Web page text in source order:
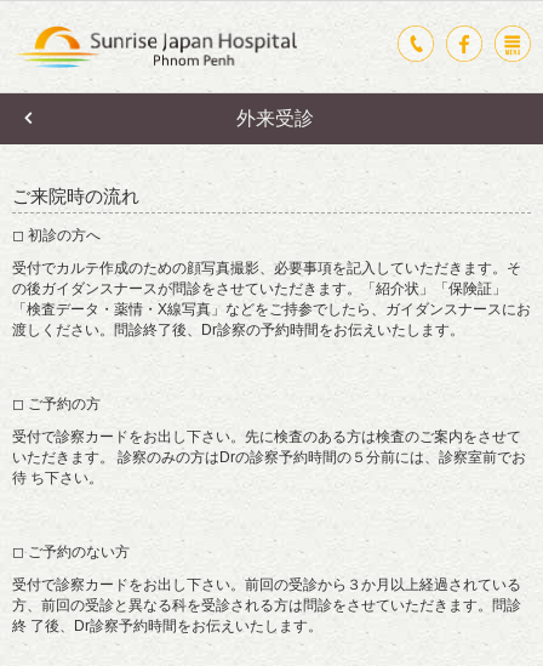
外来受診
ご来院時の流れ
◻ 初診の方へ
受付でカルテ作成のための顔写真撮影、必要事項を記入していただきます。そ
の後ガイダンスナースが問診をさせていただきます。「紹介状」「保険証」
「検査データ・薬情・X線写真」などをご持参でしたら、ガイダンスナースにお
渡しください。問診終了後、Dr診察の予約時間をお伝えいたします。
◻ ご予約の方
受付で診察カードをお出し下さい。先に検査のある方は検査のご案内をさせて
いただきます。 診察のみの方はDrの診察予約時間の５分前には、診察室前でお
待 ち下さい。
◻ ご予約のない方
受付で診察カードをお出し下さい。前回の受診から３か月以上経過されている
方、前回の受診と異なる科を受診される方は問診をさせていただきます。問診
終 了後、Dr診察予約時間をお伝えいたします。